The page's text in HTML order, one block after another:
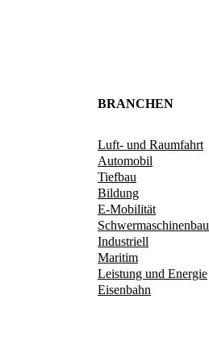
BRANCHEN
Luft- und Raumfahrt
Automobil
Tiefbau
Bildung
E-Mobilität
Schwermaschinenbau
Industriell
Maritim
Leistung und Energie
Eisenbahn